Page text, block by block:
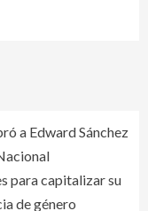
a Edward Sánchez
para capitalizar su
de género